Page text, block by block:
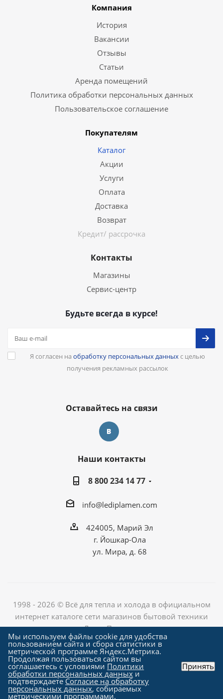
Компания
История
Вакансии
Отзывы
Статьи
Аренда помещений
Политика обработки персональных данных
Пользовательское соглашение
Покупателям
Каталог
Акции
Услуги
Оплата
Доставка
Возврат
Кредит/ рассрочка
Контакты
Магазины
Сервис-центр
Будьте всегда в курсе!
Я согласен на обработку персональных данныхс целью
получения рекламных рассылок
Оставайтесь на связи
Наши контакты
8 800 234 14 77
info@lediplamen.com
424005, Марий Эл
г. Йошкар-Ола
ул. Мира, д. 68
1998 - 2026 © Всё для тепла и холода в официальном
интернет каталоге сети магазинов бытовой техники
«Лед и Пламень»
Создание сайта компания
"Алроникс"
Мы используем файлы cookie для удобства
пользованием сайта и сбора статистики в
метрической программе Яндекс.Метрика.
Продолжая пользоваться сайтом вы
соглашаетесь с условиями Политики
обработки персональных данных и
подтверждаете Согласие на обработку
персональных данных, собираемых
метрическими программами.
Принять